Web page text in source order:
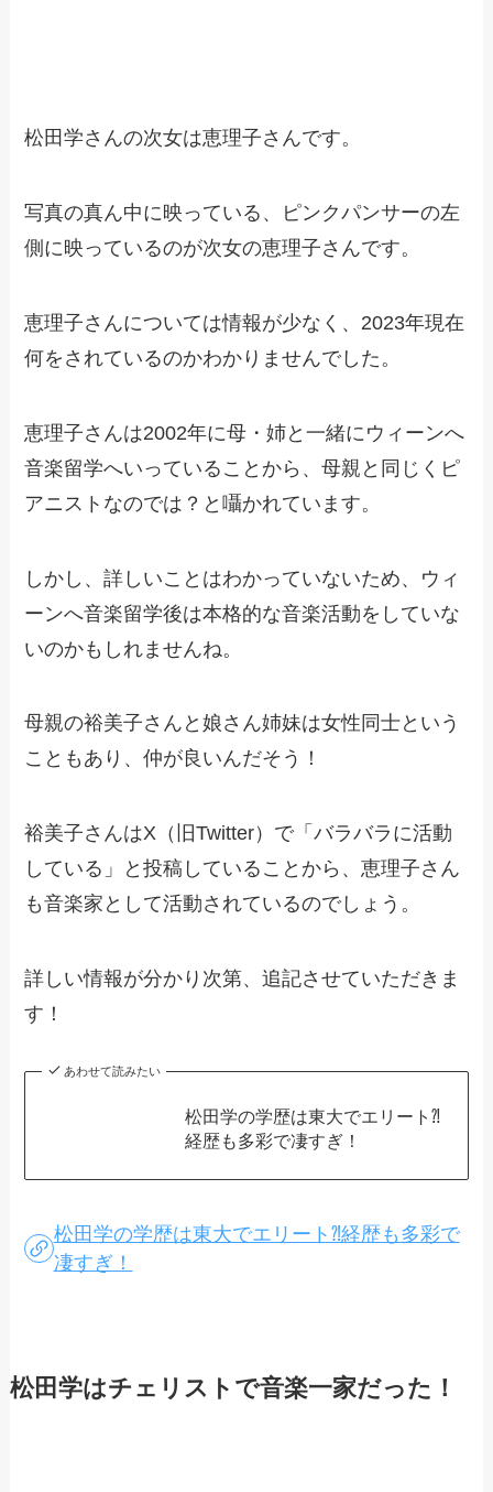
松田学さんの次女は恵理子さんです。
写真の真ん中に映っている、ピンクパンサーの左
側に映っているのが次女の恵理子さんです。
恵理子さんについては情報が少なく、2023年現在
何をされているのかわかりませんでした。
恵理子さんは2002年に母・姉と一緒にウィーンへ
音楽留学へいっていることから、母親と同じくピ
アニストなのでは？と囁かれています。
しかし、詳しいことはわかっていないため、ウィ
ーンへ音楽留学後は本格的な音楽活動をしていな
いのかもしれませんね。
母親の裕美子さんと娘さん姉妹は女性同士という
こともあり、仲が良いんだそう！
裕美子さんはX（旧Twitter）で「バラバラに活動
している」と投稿していることから、恵理子さん
も音楽家として活動されているのでしょう。
詳しい情報が分かり次第、追記させていただきま
す！
あわせて読みたい
松田学の学歴は東大でエリート⁈
経歴も多彩で凄すぎ！
松田学の学歴は東大でエリート⁈経歴も多彩で
凄すぎ！
松田学はチェリストで音楽一家だった！